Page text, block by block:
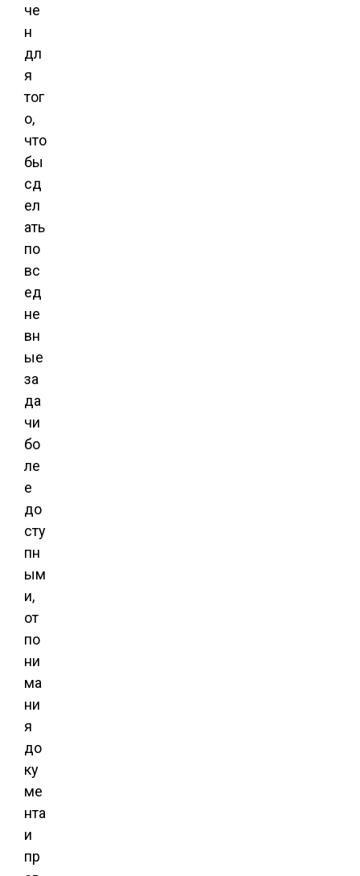
че
н
дл
я
тог
о,
что
бы
сд
ел
ать
по
вс
ед
не
вн
ые
за
да
чи
бо
ле
е
до
сту
пн
ым
и,
от
по
ни
ма
ни
я
до
ку
ме
нта
и
пр